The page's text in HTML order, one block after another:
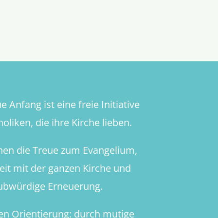
Anfang ist eine freie Initiative
die ihre Kirche lieben.
die Treue zum Evangelium,
mit der ganzen Kirche und
Erneuerung.
Orientierung: durch mutige